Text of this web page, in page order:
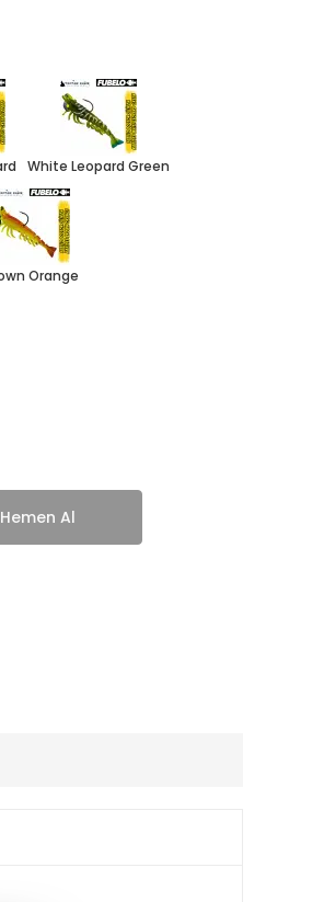
White Leopard Green
Orange
Hemen Al